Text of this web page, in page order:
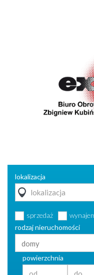
lokalizacja
sprzedaż
rodzaj nieruchomości
domy
powierzchnia